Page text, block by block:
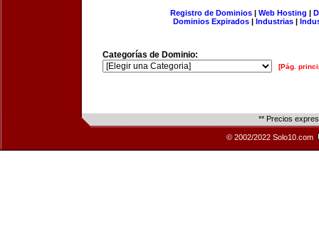
Registro de Dominios| Web Hosting |
Dominios Expirados | Industrias |
Categorías de Dominio:
[Pág.
** Precios
© 2002/2022 Solo10.com